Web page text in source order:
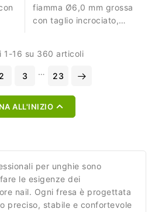
fiamma Ø6,0 mm grossa
con taglio incrociato,
rimozione efficiente di gel
e acrilico.
1-16 su 360 articoli
2 3 … 23
ALL'INIZIO 
per unghie sono
le esigenze dei
nail. Ogni fresa è progettata
preciso, stabile e confortevole